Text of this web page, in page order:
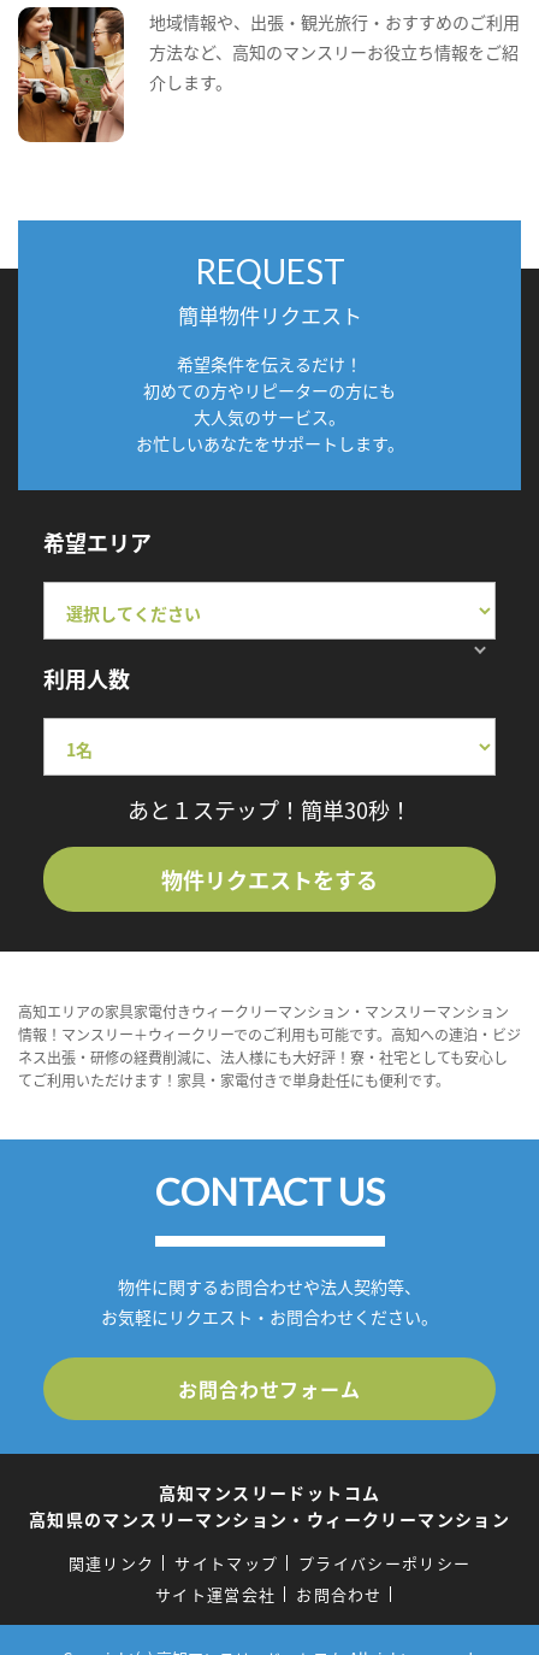
地域情報や、出張・観光旅行・おすすめのご利用
方法など、高知のマンスリーお役立ち情報をご紹
介します。
REQUEST
簡単物件リクエスト
希望条件を伝えるだけ！
初めての方やリピーターの方にも
大人気のサービス。
お忙しいあなたをサポートします。
希望エリア
利用人数
あと１ステップ！簡単30秒！
物件リクエストをする
高知エリアの家具家電付きウィークリーマンション・マンスリーマンション
情報！マンスリー＋ウィークリーでのご利用も可能です。高知への連泊・ビジ
ネス出張・研修の経費削減に、法人様にも大好評！寮・社宅としても安心し
てご利用いただけます！家具・家電付きで単身赴任にも便利です。
CONTACT US
物件に関するお問合わせや法人契約等、
お気軽にリクエスト・お問合わせください。
お問合わせフォーム
高知マンスリードットコム
高知県のマンスリーマンション・ウィークリーマンション
関連リンク サイトマップ
プライバシーポリシー
サイト運営会社
お問合わせ